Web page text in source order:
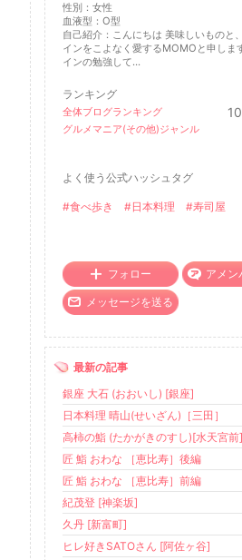
性別： 女性
血液型： O型
自己紹介：こんにちは 美味しいものと
インをこよなく愛するMOMOと申しま
インの勉強して...
ランキング
全体ブログランキング
グルメマニア(その他)ジャンル
よく使う公式ハッシュタグ
#食べ歩き #日本料理 #寿司屋
フォロー アメン
メッセージを送る
最新の記事
銀座 大石 (おおいし) [銀座]
日本料理 晴山(せいざん)［三田］
高柿の鮨 (たかがきのすし)[水天宮
匠 鮨 おわな ［恵比寿］後編
匠 鮨 おわな ［恵比寿］前編
紀茂登 [神楽坂]
久丹 [新富町]
ヒレ好きSATOさん [阿佐ヶ谷]